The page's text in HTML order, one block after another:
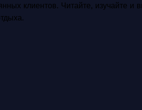
клиентов. Читайте, изучайте и